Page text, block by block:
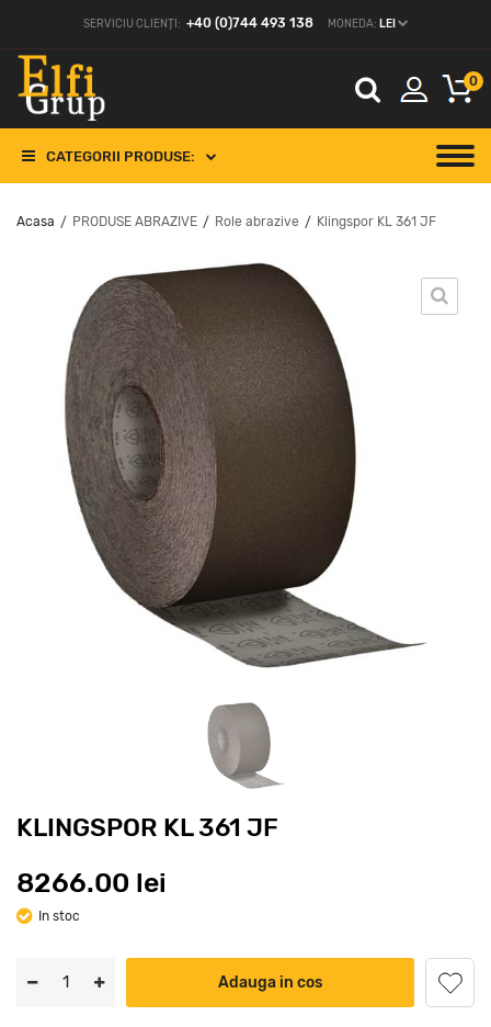
SERVICIU CLIENȚI: +40 (0)744 493 138 MONEDA: LEI
0
CATEGORII PRODUSE:
Acasa / PRODUSE ABRAZIVE / Role abrazive / Klingspor KL 361 JF
KLINGSPOR KL 361 JF
8266.00 lei
In stoc
Adauga in cos